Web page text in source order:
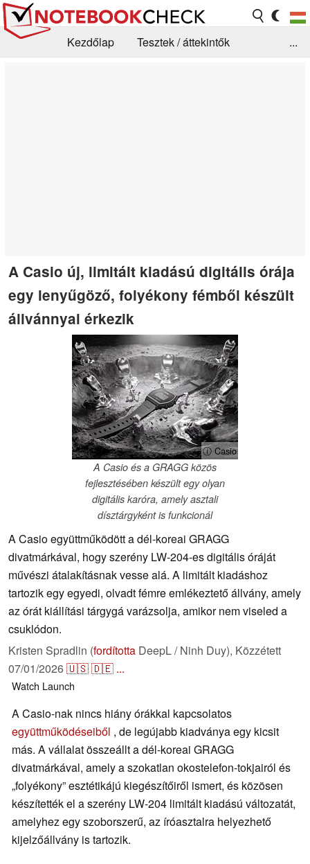
Kezdőlap
Tesztek / áttekintők
...
A Casio új, limitált kiadású digitális órája
egy lenyűgöző, folyékony fémből készült
állvánnyal érkezik
ⓘ Casio
A Casio és a GRAGG közös
fejlesztésében készült egy olyan
digitális karóra, amely asztali
dísztárgyként is funkcionál
A Casio együttműködött a dél-koreai GRAGG
divatmárkával, hogy szerény LW-204-es digitális óráját
művészi átalakításnak vesse alá. A limitált kiadáshoz
tartozik egy egyedi, olvadt fémre emlékeztető állvány, amely
az órát kiállítási tárgygá varázsolja, amikor nem viseled a
csuklódon.
Kristen Spradlin (fordította DeepL / Ninh Duy), Közzétett
07/01/2026🇺🇸🇩🇪 ...
Watch Launch
A Casio-nak nincs hiány órákkal kapcsolatos
együttműködéseiből , de legújabb kiadványa egy kicsit
más. A vállalat összeállt a dél-koreai GRAGG
divatmárkával, amely a szokatlan okostelefon-tokjairól és
„folyékony” esztétikájú kiegészítőiről ismert, és közösen
készítették el a szerény LW-204 limitált kiadású változatát,
amelyhez egy szoborszerű, az íróasztalra helyezhető
kijelzőállvány is tartozik.